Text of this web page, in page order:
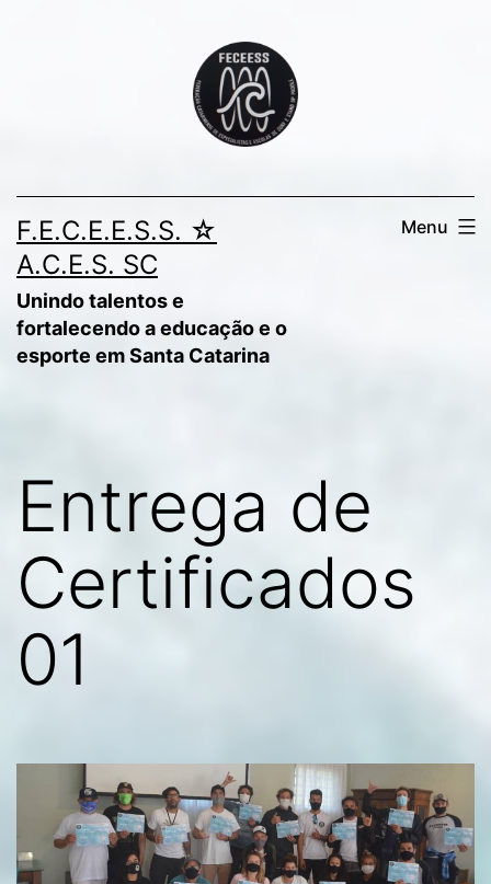
F.E.C.E.E.S.S. ☆
A.C.E.S. SC
Unindo talentos e
fortalecendo a educação e o
esporte em Santa Catarina
Menu
Entrega de
Certificados
01